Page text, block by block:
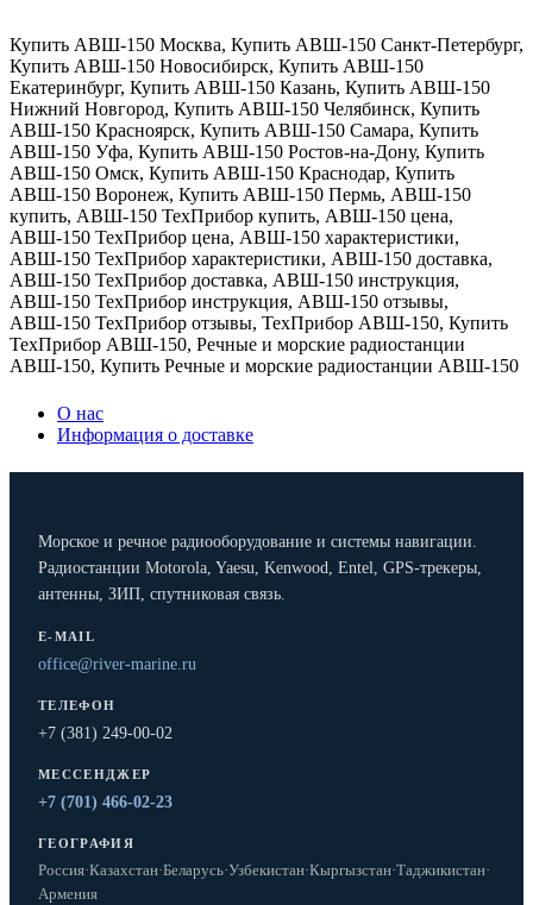
Купить АВШ-150 Москва, Купить АВШ-150 Санкт-Петербург,
Купить АВШ-150 Новосибирск, Купить АВШ-150
Екатеринбург, Купить АВШ-150 Казань, Купить АВШ-150
Нижний Новгород, Купить АВШ-150 Челябинск, Купить
АВШ-150 Красноярск, Купить АВШ-150 Самара, Купить
АВШ-150 Уфа, Купить АВШ-150 Ростов-на-Дону, Купить
АВШ-150 Омск, Купить АВШ-150 Краснодар, Купить
АВШ-150 Воронеж, Купить АВШ-150 Пермь, АВШ-150
купить, АВШ-150 ТехПрибор купить, АВШ-150 цена,
АВШ-150 ТехПрибор цена, АВШ-150 характеристики,
АВШ-150 ТехПрибор характеристики, АВШ-150 доставка,
АВШ-150 ТехПрибор доставка, АВШ-150 инструкция,
АВШ-150 ТехПрибор инструкция, АВШ-150 отзывы,
АВШ-150 ТехПрибор отзывы, ТехПрибор АВШ-150, Купить
ТехПрибор АВШ-150, Речные и морские радиостанции
АВШ-150, Купить Речные и морские радиостанции АВШ-150
О нас
Информация о доставке
Морское и речное радиооборудование и системы навигации.
Радиостанции Motorola, Yaesu, Kenwood, Entel, GPS-трекеры,
антенны, ЗИП, спутниковая связь.
E-MAIL
office@river-marine.ru
ТЕЛЕФОН
+7 (381) 249-00-02
МЕССЕНДЖЕР
+7 (701) 466-02-23
ГЕОГРАФИЯ
Россия·Казахстан·Беларусь·Узбекистан·Кыргызстан·Таджикистан·
Армения